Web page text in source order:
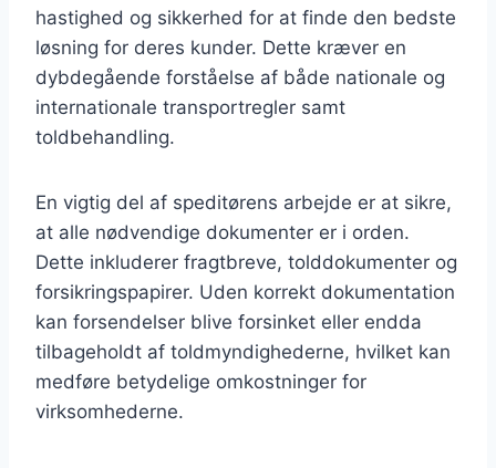
hastighed og sikkerhed for at finde den bedste
løsning for deres kunder. Dette kræver en
dybdegående forståelse af både nationale og
internationale transportregler samt
toldbehandling.
En vigtig del af speditørens arbejde er at sikre,
at alle nødvendige dokumenter er i orden.
Dette inkluderer fragtbreve, tolddokumenter og
forsikringspapirer. Uden korrekt dokumentation
kan forsendelser blive forsinket eller endda
tilbageholdt af toldmyndighederne, hvilket kan
medføre betydelige omkostninger for
virksomhederne.